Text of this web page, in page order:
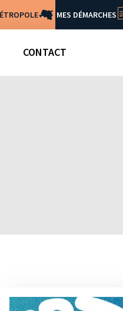
MES DÉMARCHES
CONTACT